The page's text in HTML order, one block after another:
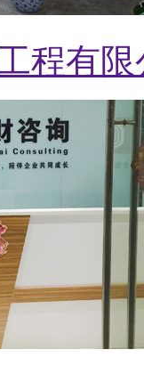
询有